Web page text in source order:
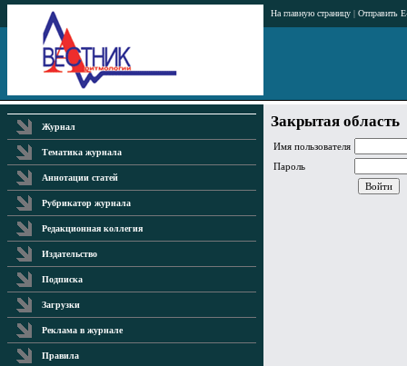
На главную страницу | Отправить
Журнал
Тематика журнала
Аннотации статей
Рубрикатор журнала
Редакционная коллегия
Издательство
Подписка
Загрузки
Реклама в журнале
Правила
Закрытая область
Имя пользователя
Пароль